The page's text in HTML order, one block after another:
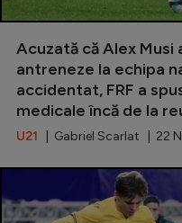
Acuzată că Alex
antreneze la echipa
accidentat, FRF a
medicale încă de la
U21 | Gabriel Scarlat | 22